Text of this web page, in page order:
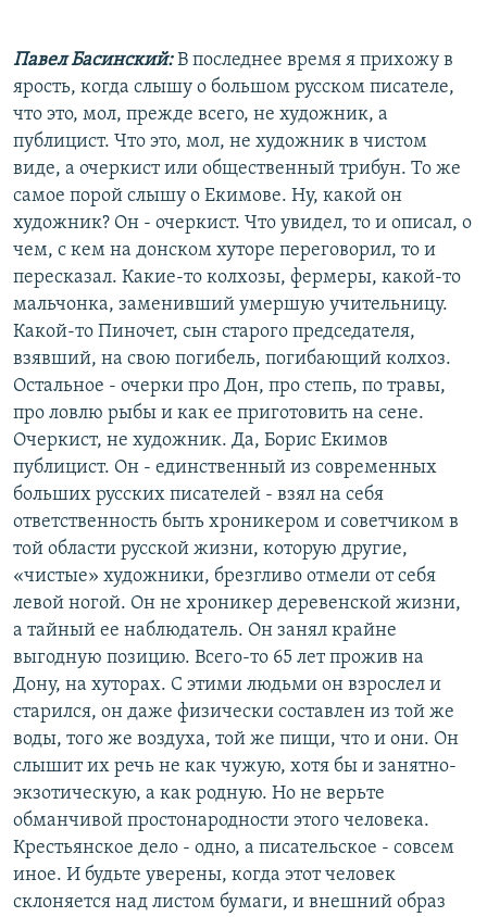
Павел Басинский:В последнее время я прихожу в
ярость, когда слышу о большом русском писателе,
что это, мол, прежде всего, не художник, а
публицист. Что это, мол, не художник в чистом
виде, а очеркист или общественный трибун. То же
самое порой слышу о Екимове. Ну, какой он
художник? Он - очеркист. Что увидел, то и описал, о
чем, с кем на донском хуторе переговорил, то и
пересказал. Какие-то колхозы, фермеры, какой-то
мальчонка, заменивший умершую учительницу.
Какой-то Пиночет, сын старого председателя,
взявший, на свою погибель, погибающий колхоз.
Остальное - очерки про Дон, про степь, по травы,
про ловлю рыбы и как ее приготовить на сене.
Очеркист, не художник. Да, Борис Екимов
публицист. Он - единственный из современных
больших русских писателей - взял на себя
ответственность быть хроникером и советчиком в
той области русской жизни, которую другие,
«чистые» художники, брезгливо отмели от себя
левой ногой. Он не хроникер деревенской жизни,
а тайный ее наблюдатель. Он занял крайне
выгодную позицию. Всего-то 65 лет прожив на
Дону, на хуторах. С этими людьми он взрослел и
старился, он даже физически составлен из той же
воды, того же воздуха, той же пищи, что и они. Он
слышит их речь не как чужую, хотя бы и занятно-
экзотическую, а как родную. Но не верьте
обманчивой простонародности этого человека.
Крестьянское дело - одно, а писательское - совсем
иное. И будьте уверены, когда этот человек
склоняется над листом бумаги, и внешний образ